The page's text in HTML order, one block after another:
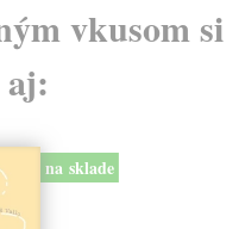
vkusom si